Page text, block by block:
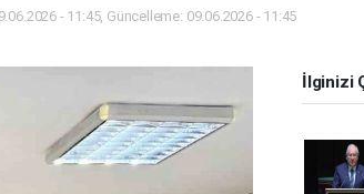
- 11:45, Güncelleme: 09.06.2026 - 11:45
İlginizi